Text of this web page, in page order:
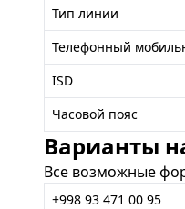
Тип линии
Телефонный
ISD
Часовой пояс
Варианты
Все возможные
+998 93 471 00 95